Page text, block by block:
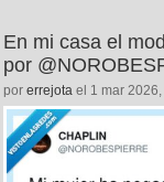
En mi casa el
por
por errejota el 1 mar 2026,